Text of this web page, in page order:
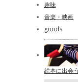
趣味
音楽・映画
goods
絵本に出会う